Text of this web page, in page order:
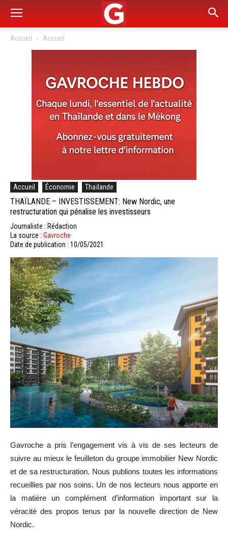
Accueil Accueil
Accueil Économie Thaïlande
THAÏLANDE – INVESTISSEMENT: New Nordic, une
restructuration qui pénalise les investisseurs
Journaliste : Rédaction
La source : Gavroche
Date de publication : 10/05/2021
Gavroche a pris l’engagement vis à vis de ses lecteurs de
suivre au mieux le feuilleton du groupe immobilier New Nordic
et de sa restructuration. Nous publions toutes les informations
recueillies par nos soins. Un de nos lecteurs nous apporte en
la matière un complément d’information important sur la
véracité des propos tenus par la nouvelle direction de New
Nordic.